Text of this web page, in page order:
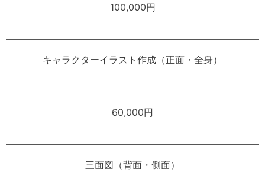
100,000円
キャラクターイラスト作成（正面・全身）
60,000円
三面図（背面・側面）